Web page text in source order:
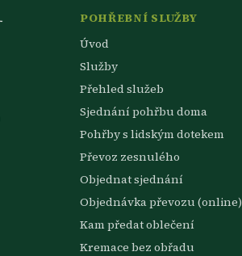
POHŘEBNÍ SLUŽBY
Úvod
Služby
Přehled služeb
Sjednání pohřbu doma
Pohřby s lidským dotekem
Převoz zesnulého
Objednat sjednání
Objednávka převozu (online)
Kam předat oblečení
Kremace bez obřadu